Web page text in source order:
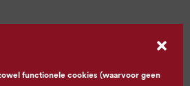
functionele cookies (waarvoor geen